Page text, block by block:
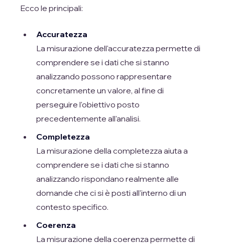
Ecco le principali:
Accuratezza
La misurazione dell'accuratezza permette di
comprendere se i dati che si stanno
analizzando possono rappresentare
concretamente un valore, al fine di
perseguire l'obiettivo posto
precedentemente all'analisi.
Completezza
La misurazione della completezza aiuta a
comprendere se i dati che si stanno
analizzando rispondano realmente alle
domande che ci si è posti all'interno di un
contesto specifico.
Coerenza
La misurazione della coerenza permette di